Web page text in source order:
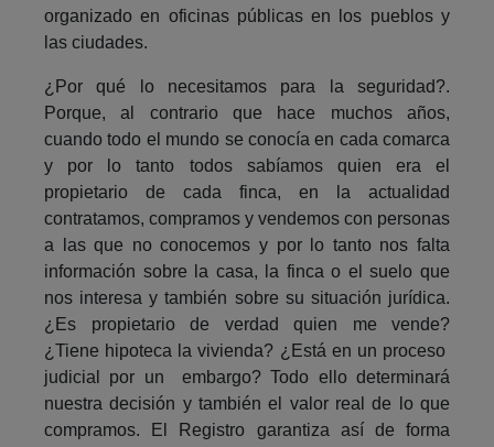
organizado en oficinas públicas en los pueblos y
las ciudades.
¿Por qué lo necesitamos para la seguridad?.
Porque, al contrario que hace muchos años,
cuando todo el mundo se conocía en cada comarca
y por lo tanto todos sabíamos quien era el
propietario de cada finca, en la actualidad
contratamos, compramos y vendemos con personas
a las que no conocemos y por lo tanto nos falta
información sobre la casa, la finca o el suelo que
nos interesa y también sobre su situación jurídica.
¿Es propietario de verdad quien me vende?
¿Tiene hipoteca la vivienda? ¿Está en un proceso
judicial por un embargo? Todo ello determinará
nuestra decisión y también el valor real de lo que
compramos. El Registro garantiza así de forma